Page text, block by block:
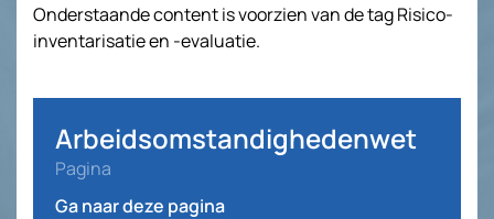
Onderstaande content is voorzien van de tag Risico-
inventarisatie en -evaluatie.
Arbeidsomstandighedenwet
Pagina
Ga naar deze pagina